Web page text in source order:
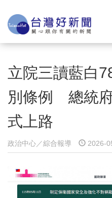
立院三讀藍白
別條例 總統
式上路
政治中心／綜合報導 2026-